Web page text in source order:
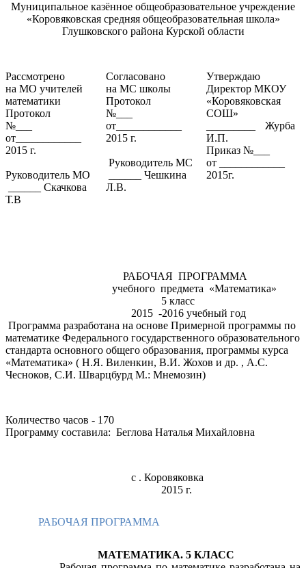
Муниципальное казённое общеобразовательное учреждение
«Коровяковская средняя общеобразовательная школа»
Глушковского района Курской области
Рассмотрено
на МО учителей
математики
Протокол
№___
от____________
2015 г.
Руководитель МО
______ Скачкова
Т.В
Согласовано
на МС школы
Протокол
№___
от____________
2015 г.
Руководитель МС
______ Чешкина
Л.В.
Утверждаю
Директор МКОУ
«Коровяковская
СОШ»
_________ Журба
И.П.
Приказ №___
от ____________
2015г.
РАБОЧАЯ ПРОГРАММА
учебного предмета «Математика»
5 класс
2015 -2016 учебный год
Программа разработана на основе Примерной программы по
математике Федерального государственного образовательного
стандарта основного общего образования, программы курса
«Математика» ( Н.Я. Виленкин, В.И. Жохов и др. , А.С.
Чесноков, С.И. Шварцбурд М.: Мнемозин)
Количество часов - 170
Программу составила: Беглова Наталья Михайловна
с . Коровяковка
2015 г.
РАБОЧАЯ ПРОГРАММА
МАТЕМАТИКА. 5 КЛАСС